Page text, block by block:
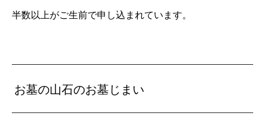
半数以上がご生前で申し込まれています。
お墓の山石のお墓じまい